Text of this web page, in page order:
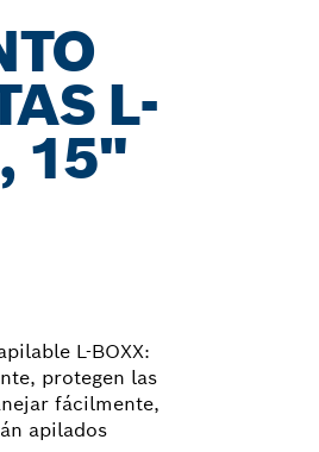
L-
15"
L-BOXX:
protegen las
fácilmente,
apilados